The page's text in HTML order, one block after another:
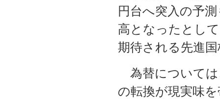
円台へ突入の予
高となったとし
期待される先進
為替については
の転換が現実味